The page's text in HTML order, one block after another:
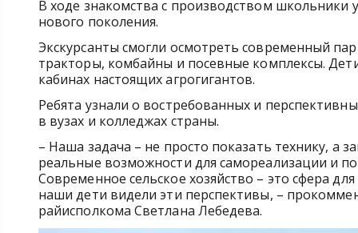
В ходе знакомства с производством школьники
нового поколения.
Экскурсанты смогли осмотреть современный
тракторы, комбайны и посевные комплексы.
кабинах настоящих агрогигантов.
Ребята узнали о востребованных и
в вузах и колледжах страны.
– Наша задача – не просто показать технику, а
реальные возможности для самореализации и
Современное сельское хозяйство – это сфера
наши дети видели эти перспективы, –
райисполкома Светлана Лебедева.